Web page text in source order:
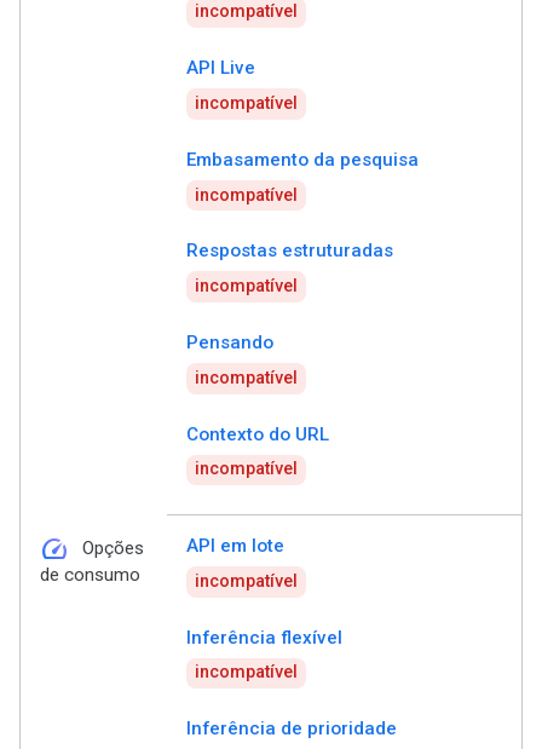
incompatível
API Live
incompatível
Embasamento da pesquisa
incompatível
Respostas estruturadas
incompatível
Pensando
incompatível
Contexto do URL
incompatível
speed
Opções
de consumo
API em lote
incompatível
Inferência flexível
incompatível
Inferência de prioridade